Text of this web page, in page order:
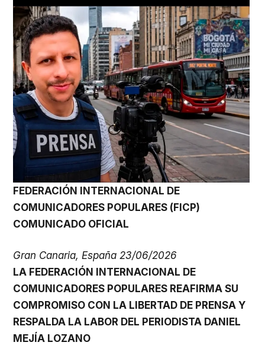
FEDERACIÓN INTERNACIONAL DE
COMUNICADORES POPULARES (FICP)
COMUNICADO OFICIAL
Gran Canaria, España 23/06/2026
LA FEDERACIÓN INTERNACIONAL DE
COMUNICADORES POPULARES REAFIRMA SU
COMPROMISO CON LA LIBERTAD DE PRENSA Y
RESPALDA LA LABOR DEL PERIODISTA DANIEL
MEJÍA LOZANO